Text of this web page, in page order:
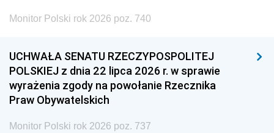
Monitor Polski rok 2026 poz. 740
UCHWAŁA SENATU RZECZYPOSPOLITEJ
POLSKIEJ z dnia 22 lipca 2026 r. w sprawie
wyrażenia zgody na powołanie Rzecznika
Praw Obywatelskich
Monitor Polski rok 2026 poz. 737